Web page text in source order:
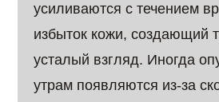
усиливаются с течением
избыток кожи, создающий
усталый взгляд. Иногда
утрам появляются из-за